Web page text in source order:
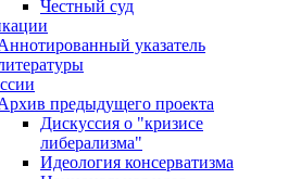
Честный суд
указатель
предыдущего проекта
Дискуссия о "кризисе
либерализма"
Идеология консерватизма